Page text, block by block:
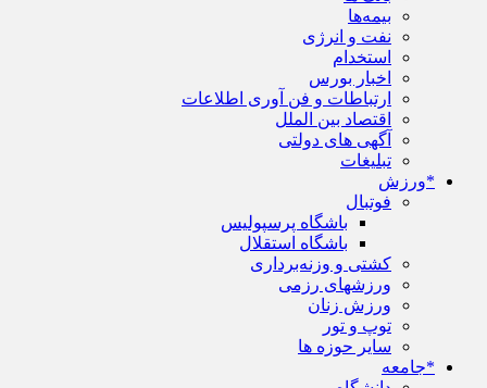
بیمه‌ها
نفت و انرژی
استخدام
اخبار بورس
ارتباطات و فن آوری اطلاعات
اقتصاد بین الملل
آگهی های دولتی
تبلیغات
*ورزش
فوتبال
باشگاه پرسپولیس
باشگاه استقلال
کشتی و وزنه‌برداری
ورزشهای رزمی
ورزش زنان
توپ و تور
سایر حوزه ها
*جامعه